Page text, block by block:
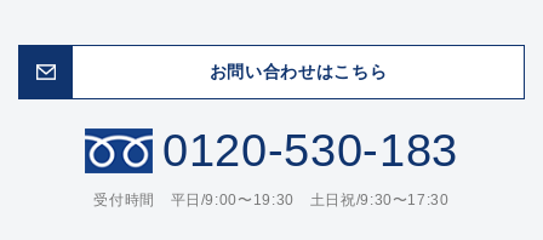
お問い合わせはこちら
0120-530-183
受付時間 平日/9:00〜19:30 土日祝/9:30〜17:30